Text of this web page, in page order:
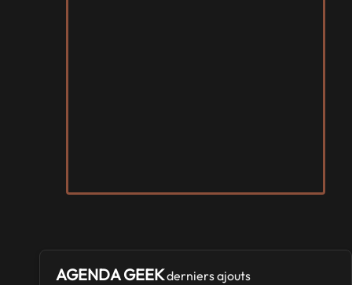
AGENDA GEEKderniers ajouts